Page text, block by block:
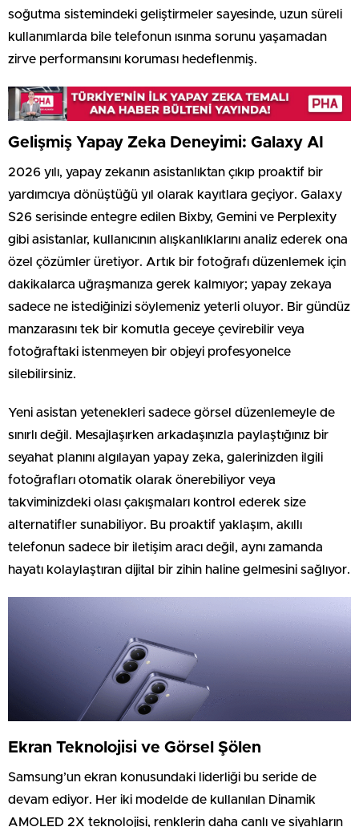
soğutma sistemindeki geliştirmeler sayesinde, uzun süreli
kullanımlarda bile telefonun ısınma sorunu yaşamadan
zirve performansını koruması hedeflenmiş.
Gelişmiş Yapay Zeka Deneyimi: Galaxy AI
2026 yılı, yapay zekanın asistanlıktan çıkıp proaktif bir
yardımcıya dönüştüğü yıl olarak kayıtlara geçiyor. Galaxy
S26 serisinde entegre edilen Bixby, Gemini ve Perplexity
gibi asistanlar, kullanıcının alışkanlıklarını analiz ederek ona
özel çözümler üretiyor. Artık bir fotoğrafı düzenlemek için
dakikalarca uğraşmanıza gerek kalmıyor; yapay zekaya
sadece ne istediğinizi söylemeniz yeterli oluyor. Bir gündüz
manzarasını tek bir komutla geceye çevirebilir veya
fotoğraftaki istenmeyen bir objeyi profesyonelce
silebilirsiniz.
Yeni asistan yetenekleri sadece görsel düzenlemeyle de
sınırlı değil. Mesajlaşırken arkadaşınızla paylaştığınız bir
seyahat planını algılayan yapay zeka, galerinizden ilgili
fotoğrafları otomatik olarak önerebiliyor veya
takviminizdeki olası çakışmaları kontrol ederek size
alternatifler sunabiliyor. Bu proaktif yaklaşım, akıllı
telefonun sadece bir iletişim aracı değil, aynı zamanda
hayatı kolaylaştıran dijital bir zihin haline gelmesini sağlıyor.
Ekran Teknolojisi ve Görsel Şölen
Samsung’un ekran konusundaki liderliği bu seride de
devam ediyor. Her iki modelde de kullanılan Dinamik
AMOLED 2X teknolojisi, renklerin daha canlı ve siyahların